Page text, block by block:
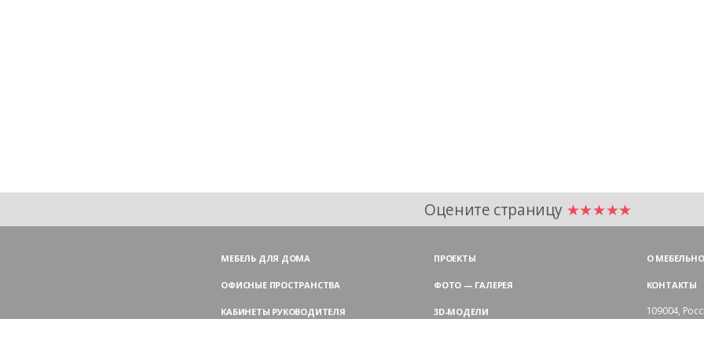
Оцените страницу ★★★★★
МЕБЕЛЬ ДЛЯ ДОМА
ОФИСНЫЕ ПРОСТРАНСТВА
КАБИНЕТЫ РУКОВОДИТЕЛЯ
ПРОЕКТЫ
ФОТО — ГАЛЕРЕЯ
3D-МОДЕЛИ
О
КОНТАКТЫ
109004,